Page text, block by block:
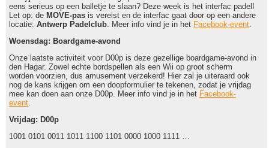
eens serieus op een balletje te slaan? Deze week is het interfac padel!
Let op: de MOVE-pas is vereist en de interfac gaat door op een andere
locatie: Antwerp Padelclub. Meer info vind je in het Facebook-event.
Woensdag: Boardgame-avond
Onze laatste activiteit voor D00p is deze gezellige boardgame-avond in
den Hagar. Zowel echte bordspellen als een Wii op groot scherm
worden voorzien, dus amusement verzekerd! Hier zal je uiteraard ook
nog de kans krijgen om een doopformulier te tekenen, zodat je vrijdag
mee kan doen aan onze D00p. Meer info vind je in het Facebook-
event.
Vrijdag: D00p
1001 0101 0011 1011 1100 1101 0000 1000 1111 …